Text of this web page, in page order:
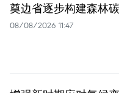
奠边省逐步构建森林
08/08/2026 11:47